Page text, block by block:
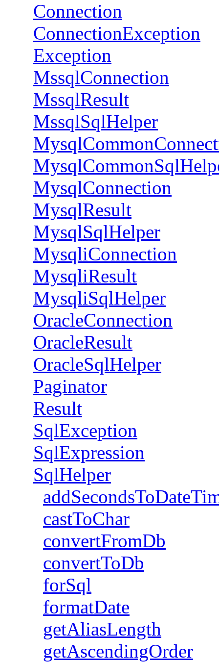
Connection
ConnectionException
Exception
MssqlConnection
MssqlResult
MssqlSqlHelper
MysqlConnection
MysqlResult
MysqlSqlHelper
MysqliConnection
MysqliResult
MysqliSqlHelper
OracleConnection
OracleResult
OracleSqlHelper
Paginator
Result
SqlException
SqlExpression
SqlHelper
castToChar
convertFromDb
convertToDb
forSql
formatDate
getAliasLength
getAscendingOrder